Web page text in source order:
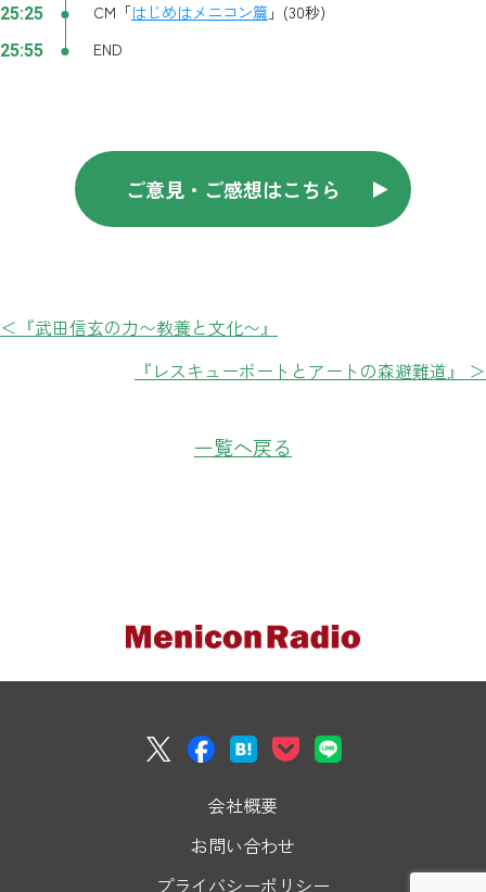
25:25 CM 「はじめはメニコン篇 」 (30秒)
25:55 END
ご意見・ご感想はこちら
＜『武田信玄の力〜教養と文化〜』
『レスキューボートとアートの森避難道』 ＞
一覧へ戻る
会社概要
お問い合わせ
プライバシーポリシー